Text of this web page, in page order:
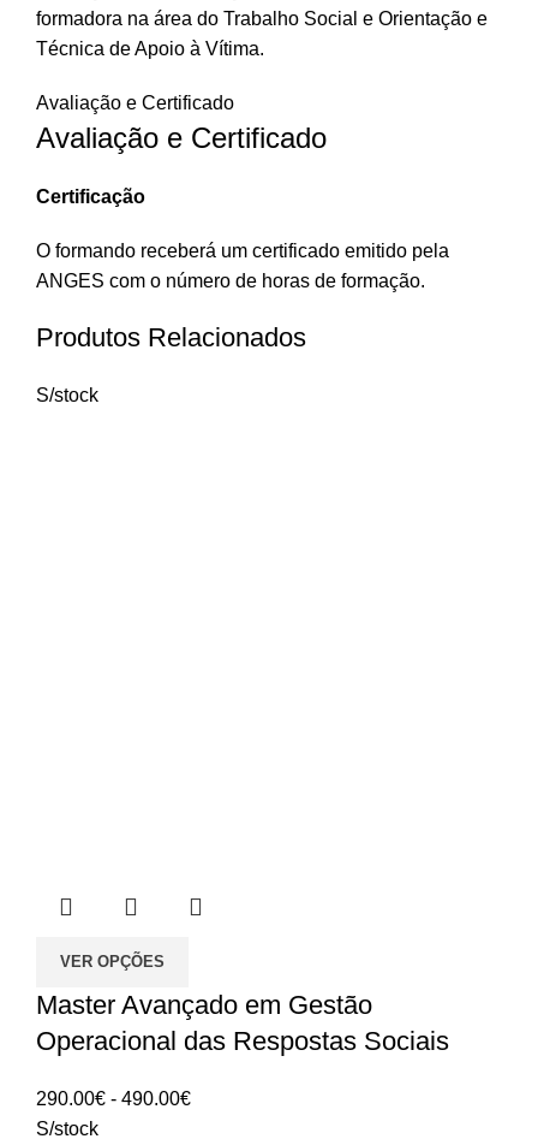
formadora na área do Trabalho Social e Orientação e
Técnica de Apoio à Vítima.
Avaliação e Certificado
Avaliação e Certificado
Certificação
O formando receberá um certificado emitido pela
ANGES com o número de horas de formação.
Produtos Relacionados
S/stock
VER OPÇÕES
Master Avançado em Gestão
Operacional das Respostas Sociais
290.00€ - 490.00€Intervalo
S/stock